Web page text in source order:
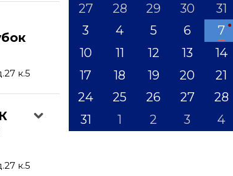
к.5
к.5
27 28 29 30 31
3
4 5 6 7
10
11 12 13 14
17
18 19 20 21
24
25 26 27 28
31
1 2 3 4